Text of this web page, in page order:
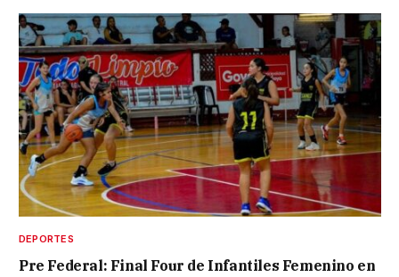
DEPORTES
Pre Federal: Final Four de Infantiles Femenino en